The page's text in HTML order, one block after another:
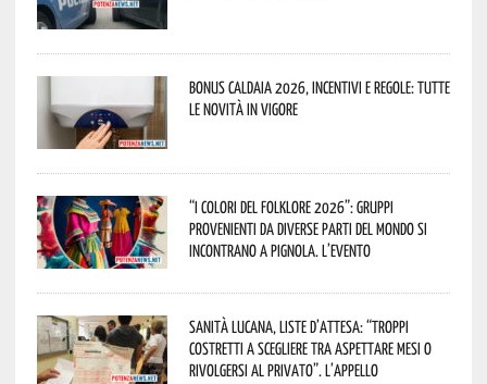
Bonus caldaia 2026, incentivi e regole: tutte
le novità in vigore
“I Colori del Folklore 2026”: gruppi
provenienti da diverse parti del mondo si
incontrano a Pignola. L’evento
Sanità lucana, liste d’attesa: “Troppi
costretti a scegliere tra aspettare mesi o
rivolgersi al privato”. L’appello